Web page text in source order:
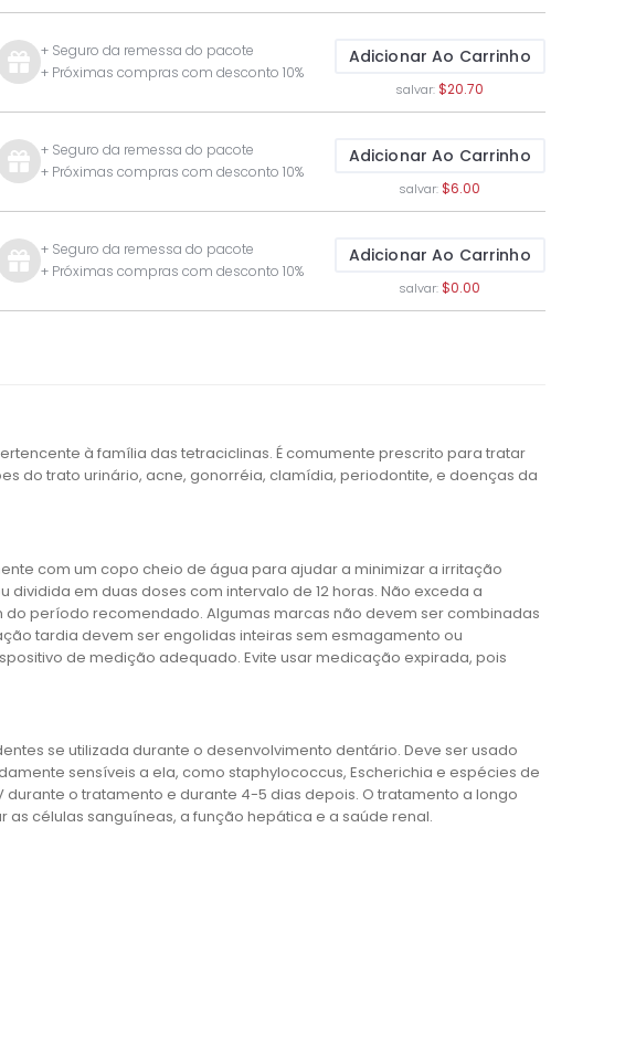
+ Seguro da remessa do pacote
+ Próximas compras com desconto 10%
Adicionar Ao Carrinho
salvar:$20.70
+ Seguro da remessa do pacote
+ Próximas compras com desconto 10%
Adicionar Ao Carrinho
salvar:$6.00
+ Seguro da remessa do pacote
+ Próximas compras com desconto 10%
Adicionar Ao Carrinho
salvar:$0.00
à família das tetraciclinas. É comumente prescrito para tratar
do trato urinário, acne, gonorréia, clamídia, periodontite, e doenças da
com um copo cheio de água para ajudar a minimizar a irritação
em duas doses com intervalo de 12 horas. Não exceda a
período recomendado. Algumas marcas não devem ser combinadas
tardia devem ser engolidas inteiras sem esmagamento ou
de medição adequado. Evite usar medicação expirada, pois
se utilizada durante o desenvolvimento dentário. Deve ser usado
sensíveis a ela, como staphylococcus, Escherichia e espécies de
durante o tratamento e durante 4-5 dias depois. O tratamento a longo
células sanguíneas, a função hepática e a saúde renal.